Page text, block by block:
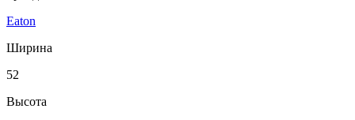
Eaton
Ширина
52
Высота